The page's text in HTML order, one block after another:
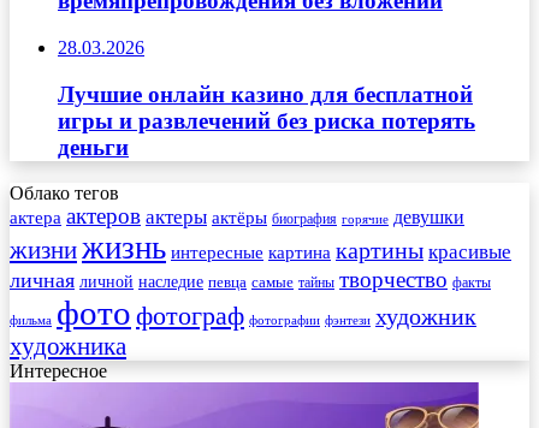
28.03.2026
Лучшие онлайн казино для бесплатной
игры и развлечений без риска потерять
деньги
Облако тегов
актера актеров актеры актёры биография горячие девушки
жизнижизнь интересные картина картины красивые
личная личной наследие певца самые тайны творчество факты
фильма фото фотограф фотографии фэнтези художник
художника
Интересное